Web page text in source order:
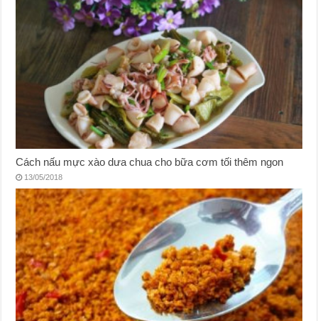
Cách nấu mực xào dưa chua cho bữa cơm tối thêm ngon
13/05/2018